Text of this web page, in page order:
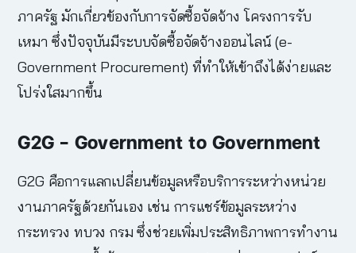
ภาครัฐ มักเกี่ยวข้องกับการจัดซื้อจัดจ้าง โครงการรับ
เหมา ซึ่งปัจจุบันมีระบบจัดซื้อจัดจ้างออนไลน์ (e-
Government Procurement) ที่ทำให้เข้าถึงได้ง่ายและ
โปร่งใสมากขึ้น
G2G – Government to Government
G2G คือการแลกเปลี่ยนข้อมูลหรือบริการระหว่างหน่วย
งานภาครัฐด้วยกันเอง เช่น การแชร์ข้อมูลระหว่าง
กระทรวง ทบวง กรม ซึ่งช่วยเพิ่มประสิทธิภาพการทำงาน